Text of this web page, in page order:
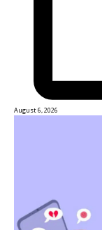
August 6, 2026